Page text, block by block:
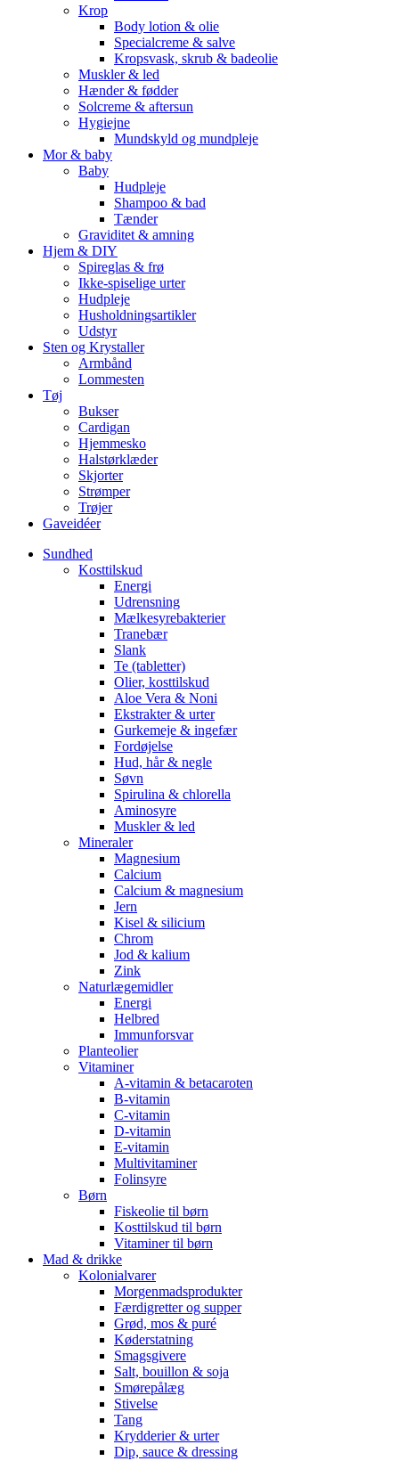
Krop
Body lotion & olie
Specialcreme & salve
Kropsvask, skrub & badeolie
Muskler & led
Hænder & fødder
Solcreme & aftersun
Hygiejne
Mundskyld og mundpleje
Mor & baby
Baby
Hudpleje
Shampoo & bad
Tænder
Graviditet & amning
Hjem & DIY
Spireglas & frø
Ikke-spiselige urter
Hudpleje
Husholdningsartikler
Udstyr
Sten og Krystaller
Armbånd
Lommesten
Tøj
Bukser
Cardigan
Hjemmesko
Halstørklæder
Skjorter
Strømper
Trøjer
Gaveidéer
Sundhed
Kosttilskud
Energi
Udrensning
Mælkesyrebakterier
Tranebær
Slank
Te (tabletter)
Olier, kosttilskud
Aloe Vera & Noni
Ekstrakter & urter
Gurkemeje & ingefær
Fordøjelse
Hud, hår & negle
Søvn
Spirulina & chlorella
Aminosyre
Muskler & led
Mineraler
Magnesium
Calcium
Calcium & magnesium
Jern
Kisel & silicium
Chrom
Jod & kalium
Zink
Naturlægemidler
Energi
Helbred
Immunforsvar
Planteolier
Vitaminer
A-vitamin & betacaroten
B-vitamin
C-vitamin
D-vitamin
E-vitamin
Multivitaminer
Folinsyre
Børn
Fiskeolie til børn
Kosttilskud til børn
Vitaminer til børn
Mad & drikke
Kolonialvarer
Morgenmadsprodukter
Færdigretter og supper
Grød, mos & puré
Køderstatning
Smagsgivere
Salt, bouillon & soja
Smørepålæg
Stivelse
Tang
Krydderier & urter
Dip, sauce & dressing